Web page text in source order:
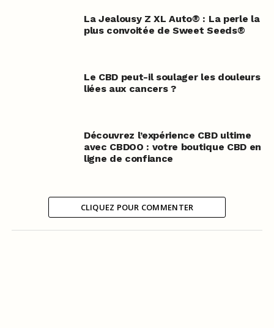
La Jealousy Z XL Auto® : La perle la
plus convoitée de Sweet Seeds®
Le CBD peut-il soulager les douleurs
liées aux cancers ?
Découvrez l’expérience CBD ultime
avec CBDOO : votre boutique CBD en
ligne de confiance
CLIQUEZ POUR COMMENTER